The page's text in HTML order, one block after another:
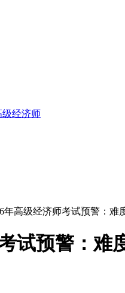
级经济师
高级经济师考试预警：难
试预警：难